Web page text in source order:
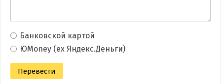
Банковской картой
ЮMoney (ex Яндекс.Деньги)